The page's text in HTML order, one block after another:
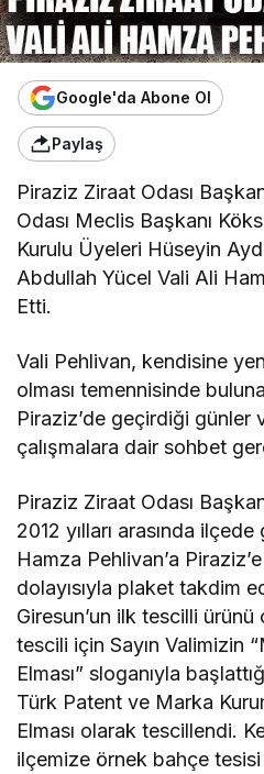
Google'da Abone Ol
Paylaş
Piraziz Ziraat Odası
Odası Meclis Başkanı
Kurulu Üyeleri Hüseyin
Abdullah Yücel Vali Ali
Etti.
Vali Pehlivan, kendisine
olması temennisinde
Piraziz’de geçirdiği günler
çalışmalara dair sohbet
Piraziz Ziraat Odası
2012 yılları arasında
Hamza Pehlivan’a
dolayısıyla plaket takdim
Giresun’un ilk tescilli ürünü
tescili için Sayın Valimizin
Elması” sloganıyla
Türk Patent ve Marka
Elması olarak tescillendi.
ilçemize örnek bahçe tesisi